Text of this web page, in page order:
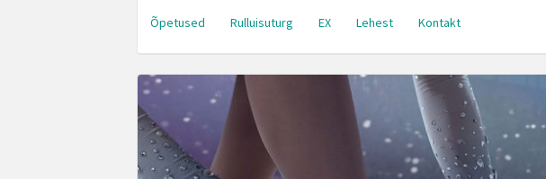
Õpetused Rulluisuturg EX Lehest Kontakt